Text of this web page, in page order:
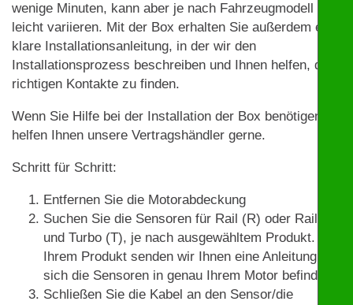
wenige Minuten, kann aber je nach Fahrzeugmodell
leicht variieren. Mit der Box erhalten Sie außerdem eine
klare Installationsanleitung, in der wir den
Installationsprozess beschreiben und Ihnen helfen, die
richtigen Kontakte zu finden.
Wenn Sie Hilfe bei der Installation der Box benötigen,
helfen Ihnen unsere Vertragshändler gerne.
Schritt für Schritt:
Entfernen Sie die Motorabdeckung
Suchen Sie die Sensoren für Rail (R) oder Rail (R)
und Turbo (T), je nach ausgewähltem Produkt. Mit
Ihrem Produkt senden wir Ihnen eine Anleitung, wo
sich die Sensoren in genau Ihrem Motor befinden.
Schließen Sie die Kabel an den Sensor/die